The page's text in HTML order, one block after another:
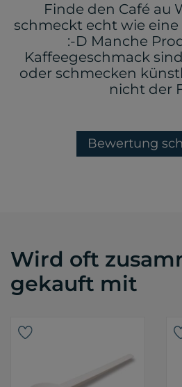
Finde den Café au
schmeckt echt wie
:-D Manche
Kaffeegeschmack
oder schmecken
nicht der
Bewertung
Wird oft
gekauft mit